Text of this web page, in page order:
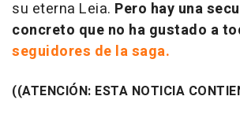
su eterna Leia. Pero hay una
concreto que no ha gustado a
seguidores de la saga.
((ATENCIÓN: ESTA NOTICIA